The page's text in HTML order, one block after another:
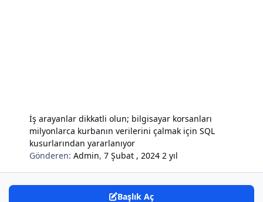
İş arayanlar dikkatli olun; bilgisayar korsanları
milyonlarca kurbanın verilerini çalmak için SQL
kusurlarından yararlanıyor
Gönderen:Admin,7 Şubat , 2024 2 yıl
Başlık Aç